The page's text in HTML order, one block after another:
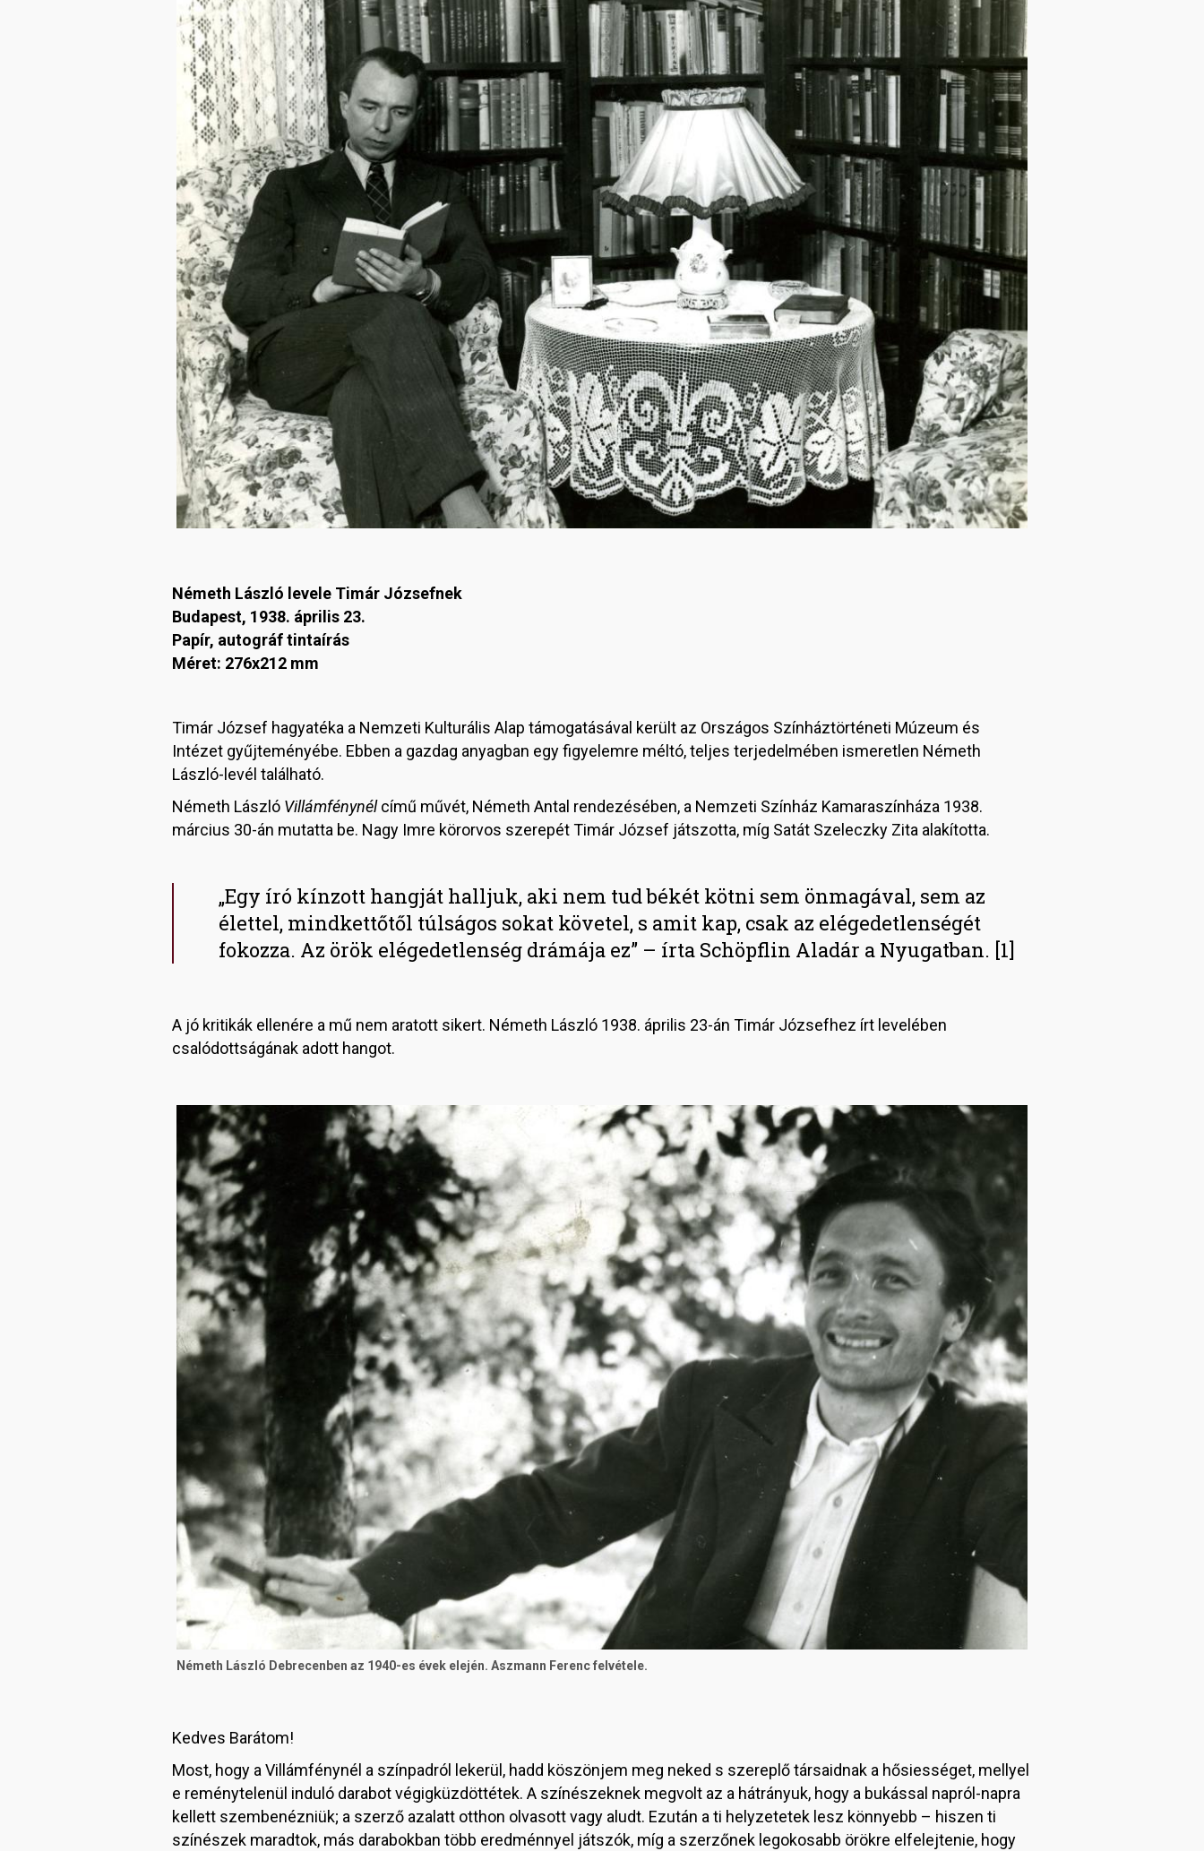
Németh László levele Timár Józsefnek
Budapest, 1938. április 23.
Papír, autográf tintaírás
Méret: 276x212 mm
Timár József hagyatéka a Nemzeti Kulturális Alap támogatásával került az Országos Színháztörténeti Múzeum és
Intézet gyűjteményébe. Ebben a gazdag anyagban egy figyelemre méltó, teljes terjedelmében ismeretlen Németh
László-levél található.
Németh László Villámfénynélcímű művét, Németh Antal rendezésében, a Nemzeti Színház Kamaraszínháza 1938.
március 30-án mutatta be. Nagy Imre körorvos szerepét Timár József játszotta, míg Satát Szeleczky Zita alakította.
„Egy író kínzott hangját halljuk, aki nem tud békét kötni sem önmagával, sem az
élettel, mindkettőtől túlságos sokat követel, s amit kap, csak az elégedetlenségét
fokozza. Az örök elégedetlenség drámája ez” – írta Schöpflin Aladár a Nyugatban. [1]
A jó kritikák ellenére a mű nem aratott sikert. Németh László 1938. április 23-án Timár Józsefhez írt levelében
csalódottságának adott hangot.
Németh László Debrecenben az 1940-es évek elején. Aszmann Ferenc felvétele.
Kedves Barátom!
Most, hogy a Villámfénynél a színpadról lekerül, hadd köszönjem meg neked s szereplő társaidnak a hősiességet, mellyel
e reménytelenül induló darabot végigküzdöttétek. A színészeknek megvolt az a hátrányuk, hogy a bukással napról-napra
kellett szembenézniük; a szerző azalatt otthon olvasott vagy aludt. Ezután a ti helyzetetek lesz könnyebb – hiszen ti
színészek maradtok, más darabokban több eredménnyel játszók, míg a szerzőnek legokosabb örökre elfelejtenie, hogy